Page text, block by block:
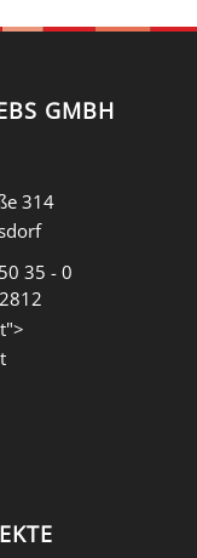
GMBH
314
35 - 0